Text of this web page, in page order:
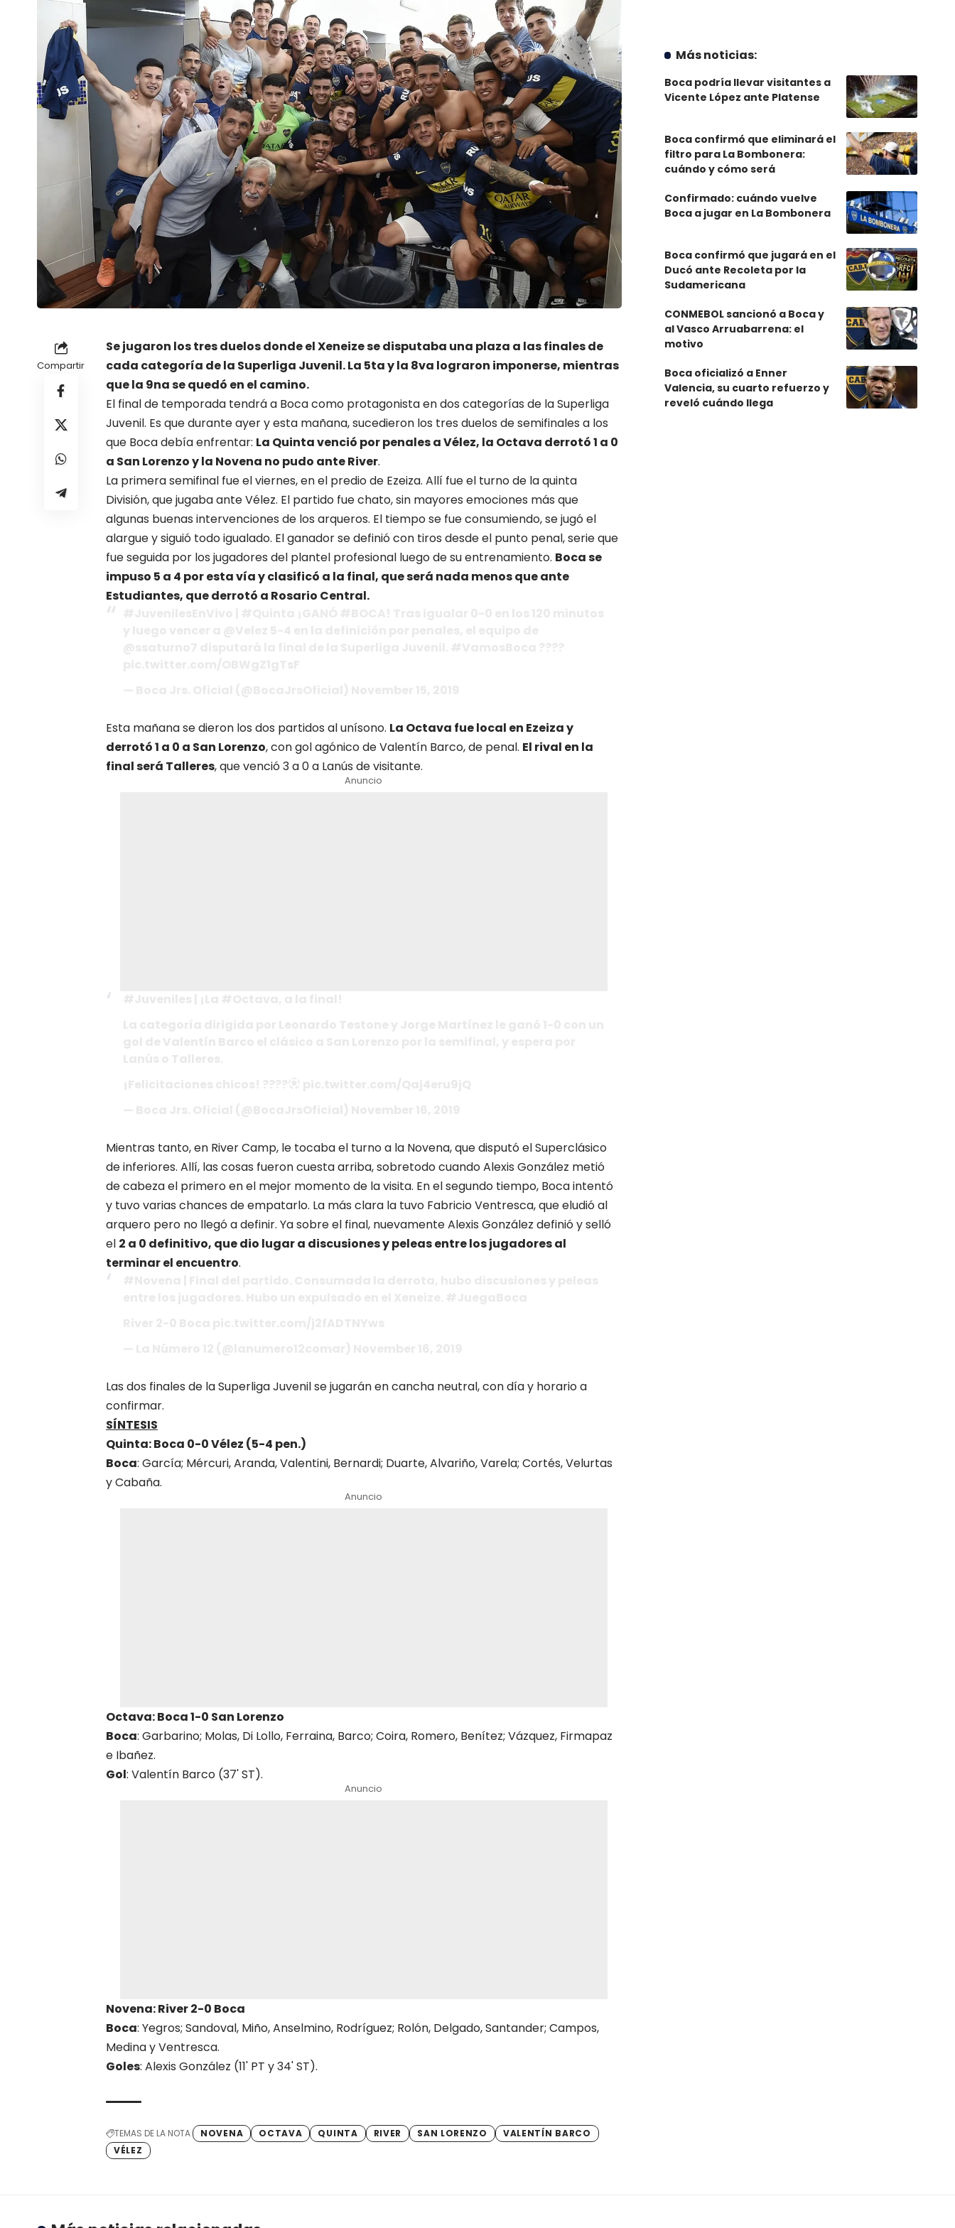
Compartir
Se jugaron los tres duelos donde el Xeneize se disputaba una plaza a las finales de
cada categoría de la Superliga Juvenil. La 5ta y la 8va lograron imponerse, mientras
que la 9na se quedó en el camino.
El final de temporada tendrá a Boca como protagonista en dos categorías de la Superliga
Juvenil. Es que durante ayer y esta mañana, sucedieron los tres duelos de semifinales a los
que Boca debía enfrentar: La Quinta venció por penales a Vélez, la Octava derrotó 1 a 0
a San Lorenzo y la Novena no pudo ante River.
La primera semifinal fue el viernes, en el predio de Ezeiza. Allí fue el turno de la quinta
División, que jugaba ante Vélez. El partido fue chato, sin mayores emociones más que
algunas buenas intervenciones de los arqueros. El tiempo se fue consumiendo, se jugó el
alargue y siguió todo igualado. El ganador se definió con tiros desde el punto penal, serie que
fue seguida por los jugadores del plantel profesional luego de su entrenamiento. Boca se
impuso 5 a 4 por esta vía y clasificó a la final, que será nada menos que ante
Estudiantes, que derrotó a Rosario Central.
Esta mañana se dieron los dos partidos al unísono. La Octava fue local en Ezeiza y
derrotó 1 a 0 a San Lorenzo, con gol agónico de Valentín Barco, de penal. El rival en la
final será Talleres, que venció 3 a 0 a Lanús de visitante.
Anuncio
Mientras tanto, en River Camp, le tocaba el turno a la Novena, que disputó el Superclásico
de inferiores. Allí, las cosas fueron cuesta arriba, sobretodo cuando Alexis González metió
de cabeza el primero en el mejor momento de la visita. En el segundo tiempo, Boca intentó
y tuvo varias chances de empatarlo. La más clara la tuvo Fabricio Ventresca, que eludió al
arquero pero no llegó a definir. Ya sobre el final, nuevamente Alexis González definió y selló
el 2 a 0 definitivo, que dio lugar a discusiones y peleas entre los jugadores al
terminar el encuentro.
Las dos finales de la Superliga Juvenil se jugarán en cancha neutral, con día y horario a
confirmar.
SÍNTESIS
Quinta: Boca 0-0 Vélez (5-4 pen.)
Boca: García; Mércuri, Aranda, Valentini, Bernardi; Duarte, Alvariño, Varela; Cortés, Velurtas
y Cabaña.
Anuncio
Octava: Boca 1-0 San Lorenzo
Boca: Garbarino; Molas, Di Lollo, Ferraina, Barco; Coira, Romero, Benítez; Vázquez, Firmapaz
e Ibañez.
Gol: Valentín Barco (37' ST).
Anuncio
Novena: River 2-0 Boca
Boca: Yegros; Sandoval, Miño, Anselmino, Rodríguez; Rolón, Delgado, Santander; Campos,
Medina y Ventresca.
Goles: Alexis González (11' PT y 34' ST).
TEMAS DE LA NOTA NOVENA OCTAVA QUINTA RIVER SAN LORENZO
VALENTÍN BARCO
VÉLEZ
Más noticias:
Boca podría llevar visitantes a
Vicente López ante Platense
Boca confirmó que eliminará el
filtro para La Bombonera:
cuándo y cómo será
Confirmado: cuándo vuelve
Boca a jugar en La Bombonera
Boca confirmó que jugará en el
Ducó ante Recoleta por la
Sudamericana
CONMEBOL sancionó a Boca y
al Vasco Arruabarrena: el
motivo
Boca oficializó a Enner
Valencia, su cuarto refuerzo y
reveló cuándo llega